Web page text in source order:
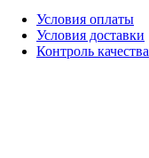
Условия оплаты
Условия доставки
Контроль качества